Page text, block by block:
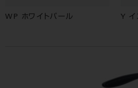
WP ホワイトパール Y イ